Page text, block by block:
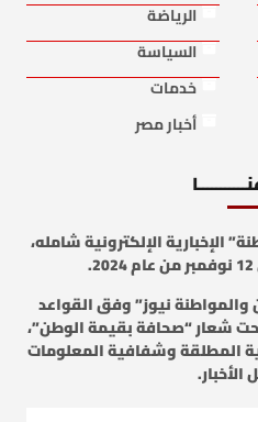
الرياضة
السياسة
خدمات
أخبار مصر
الإخبارية الإلكترونية شامله،
نيوز” وفق القواعد
تحت شعار “صحافة بقيمة الوطن”،
المطلقة وشفافية المعلومات